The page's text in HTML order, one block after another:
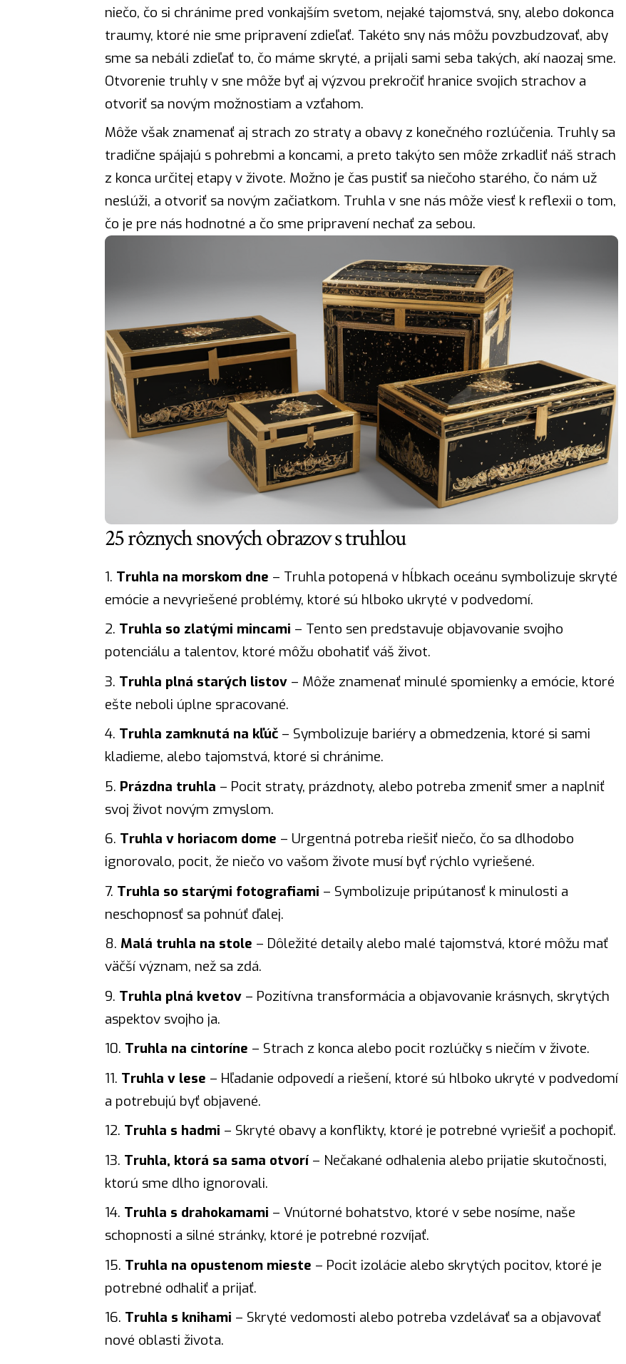
niečo, čo si chránime pred vonkajším svetom, nejaké tajomstvá, sny, alebo dokonca
traumy, ktoré nie sme pripravení zdieľať. Takéto sny nás môžu povzbudzovať, aby
sme sa nebáli zdieľať to, čo máme skryté, a prijali sami seba takých, akí naozaj sme.
Otvorenie truhly v sne môže byť aj výzvou prekročiť hranice svojich strachov a
otvoriť sa novým možnostiam a vzťahom.
Môže však znamenať aj strach zo straty a obavy z konečného rozlúčenia. Truhly sa
tradične spájajú s pohrebmi a koncami, a preto takýto sen môže zrkadliť náš strach
z konca určitej etapy v živote. Možno je čas pustiť sa niečoho starého, čo nám už
neslúži, a otvoriť sa novým začiatkom. Truhla v sne nás môže viesť k reflexii o tom,
čo je pre nás hodnotné a čo sme pripravení nechať za sebou.
25 rôznych snových obrazov s truhlou
Truhla na morskom dne – Truhla potopená v hĺbkach oceánu symbolizuje skryté
emócie a nevyriešené problémy, ktoré sú hlboko ukryté v podvedomí.
Truhla so zlatými mincami – Tento sen predstavuje objavovanie svojho
potenciálu a talentov, ktoré môžu obohatiť váš život.
Truhla plná starých listov– Môže znamenať minulé spomienky a emócie, ktoré
ešte neboli úplne spracované.
Truhla zamknutá na kľúč– Symbolizuje bariéry a obmedzenia, ktoré si sami
kladieme, alebo tajomstvá, ktoré si chránime.
Prázdna truhla – Pocit straty, prázdnoty, alebo potreba zmeniť smer a naplniť
svoj život novým zmyslom.
Truhla v horiacom dome – Urgentná potreba riešiť niečo, čo sa dlhodobo
ignorovalo, pocit, že niečo vo vašom živote musí byť rýchlo vyriešené.
Truhla so starými fotografiami – Symbolizuje pripútanosť k minulosti a
neschopnosť sa pohnúť ďalej.
Malá truhla na stole – Dôležité detaily alebo malé tajomstvá, ktoré môžu mať
väčší význam, než sa zdá.
Truhla plná kvetov– Pozitívna transformácia a objavovanie krásnych, skrytých
aspektov svojho ja.
Truhla na cintoríne – Strach z konca alebo pocit rozlúčky s niečím v živote.
Truhla v lese – Hľadanie odpovedí a riešení, ktoré sú hlboko ukryté v podvedomí
a potrebujú byť objavené.
Truhla s hadmi – Skryté obavy a konflikty, ktoré je potrebné vyriešiť a pochopiť.
Truhla, ktorá sa sama otvorí– Nečakané odhalenia alebo prijatie skutočnosti,
ktorú sme dlho ignorovali.
Truhla s drahokamami – Vnútorné bohatstvo, ktoré v sebe nosíme, naše
schopnosti a silné stránky, ktoré je potrebné rozvíjať.
Truhla na opustenom mieste – Pocit izolácie alebo skrytých pocitov, ktoré je
potrebné odhaliť a prijať.
Truhla s knihami – Skryté vedomosti alebo potreba vzdelávať sa a objavovať
nové oblasti života.